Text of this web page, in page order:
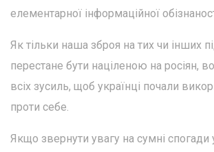
елементарної інформаційної
Як тільки наша зброя на тих чи інших
перестане бути націленою на росіян,
всіх зусиль, щоб українці почали
проти себе.
Якщо звернути увагу на сумні спогади